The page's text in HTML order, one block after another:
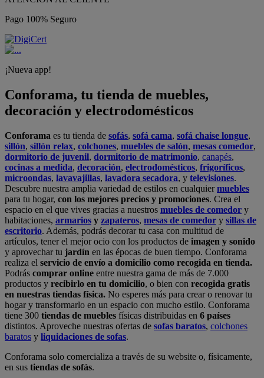
Pago 100% Seguro
¡Nueva app!
Conforama, tu tienda de muebles,
decoración y electrodomésticos
Conforama es tu tienda de sofás, sofá cama, sofá chaise longue,
sillón, sillón relax, colchones, muebles de salón, mesas comedor,
dormitorio de juvenil, dormitorio de matrimonio, canapés,
cocinas a medida, decoración, electrodomésticos, frigoríficos,
microondas, lavavajillas, lavadora secadora, y televisiones.
Descubre nuestra amplia variedad de estilos en cualquiermuebles
para tu hogar, con los mejores precios y promociones. Crea el
espacio en el que vives gracias a nuestros muebles de comedor y
habitaciones, armarios y zapateros, mesas de comedor y sillas de
escritorio. Además, podrás decorar tu casa con multitud de
artículos, tener el mejor ocio con los productos de imagen y sonido
y aprovechar tu jardín en las épocas de buen tiempo. Conforama
realiza el servicio de envío a domicilio como recogida en tienda.
Podrás comprar online entre nuestra gama de más de 7.000
productos y recibirlo en tu domicilio, o bien con recogida gratis
en nuestras tiendas física. No esperes más para crear o renovar tu
hogar y transformarlo en un espacio con mucho estilo. Conforama
tiene 300 tiendas de muebles físicas distribuidas en 6 países
distintos. Aproveche nuestras ofertas de sofas baratos, colchones
baratos y liquidaciones de sofas.
Conforama solo comercializa a través de su website o, físicamente,
en sus tiendas de sofás.